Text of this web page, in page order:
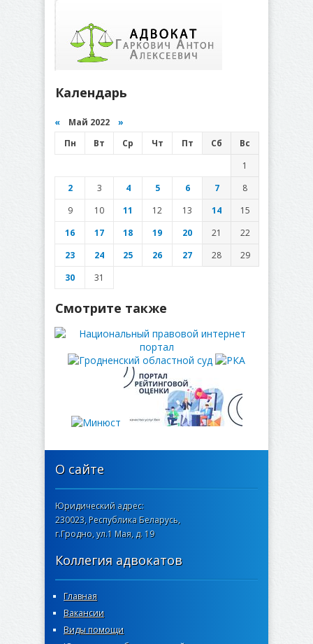
Календарь
« Май 2022 »
Пн
Вт Ср Чт Пт Сб
Вс
1
2
3 4 5 6 7
8
9
10 11 12 13 14
15
16
17 18 19 20 21
22
23
24 25 26 27 28
29
30
31
Смотрите также
О сайте
Юридический адрес:
230023, Республика Беларусь,
г.Гродно, ул.1 Мая, д. 19
Коллегия адвокатов
Главная
Вакансии
Виды помощи